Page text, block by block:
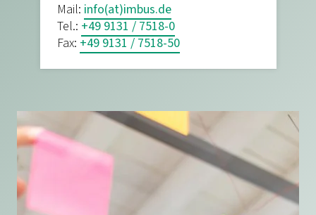
Mail: info(at)imbus.de
Tel.: +49 9131 / 7518-0
Fax: +49 9131 / 7518-50